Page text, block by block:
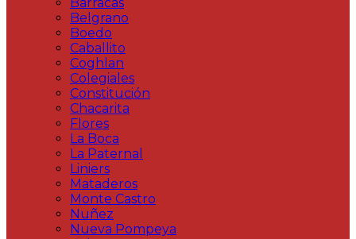
Belgrano
Boedo
Caballito
Coghlan
Colegiales
Constitución
Chacarita
Flores
La Boca
La Paternal
Liniers
Mataderos
Monte Castro
Nuñez
Nueva Pompeya